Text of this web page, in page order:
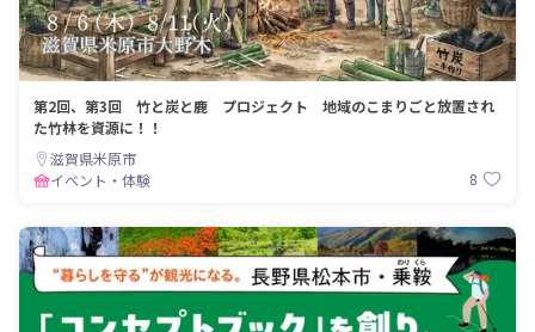
第2回、第3回 竹と炭と鹿 プロジェクト 地域のこまりごと放置され
た竹林を資源に！！
滋賀県米原市
イベント・体験
8